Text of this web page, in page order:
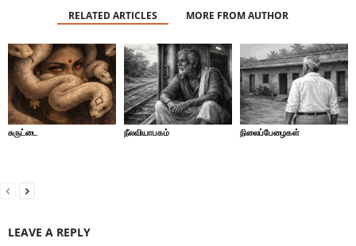
RELATED ARTICLES MORE FROM AUTHOR
சுருட்டை நீலவியாபகம் நிலைப்பேழைகள்
LEAVE A REPLY